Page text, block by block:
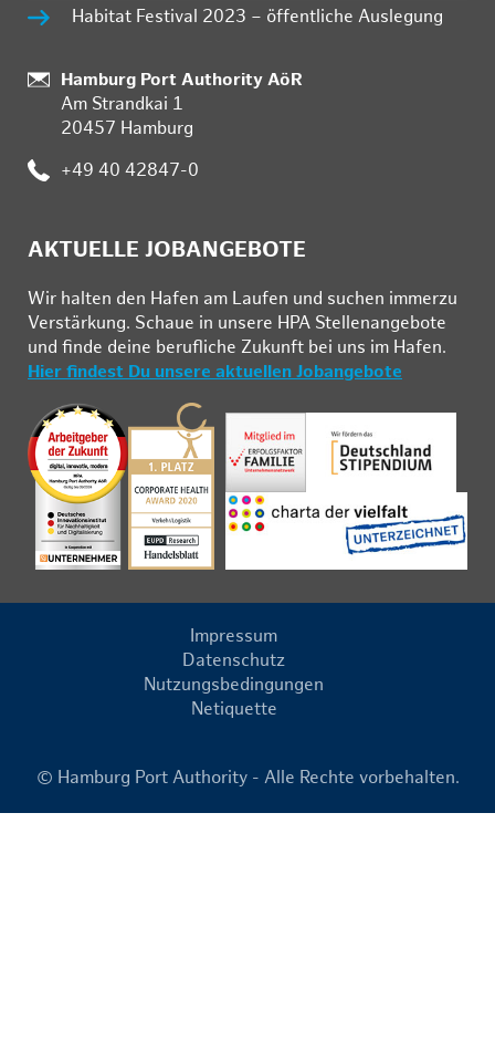
Habitat Festival 2023 – öffentliche Auslegung
Standort:
Hamburg Port Authority AöR
Am Strandkai 1
20457 Hamburg
Telefon:
+49 40 42847-0
AKTUELLE JOBANGEBOTE
Wir hal­ten den Ha­fen am Lau­fen und su­chen im­mer­zu
Ver­stär­kung. Schau­e in un­se­re HPA Stel­len­an­ge­bo­te
und fin­de deine be­ruf­li­che Zu­kunft bei uns im Ha­fen.
Hier findest Du unsere aktuellen Jobangebote
Impressum
Datenschutz
Nutzungsbedingungen
Netiquette
© Hamburg Port Authority - Alle Rechte vorbehalten.